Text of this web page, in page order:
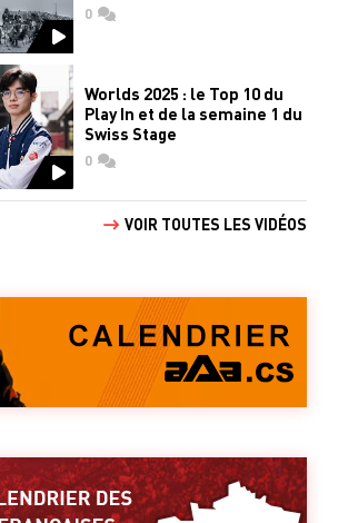
0commentaires
Worlds 2025 : le Top 10 du
Play In et de la semaine 1 du
Swiss Stage
0commentaires
VOIR TOUTES LES VIDÉOS